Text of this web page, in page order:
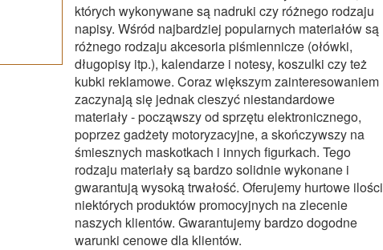
których wykonywane są nadruki czy różnego rodzaju
napisy. Wśród najbardziej popularnych materiałów są
różnego rodzaju akcesoria piśmiennicze (ołówki,
długopisy itp.), kalendarze i notesy, koszulki czy też
kubki reklamowe. Coraz większym zainteresowaniem
zaczynają się jednak cieszyć niestandardowe
materiały - począwszy od sprzętu elektronicznego,
poprzez gadżety motoryzacyjne, a skończywszy na
śmiesznych maskotkach i innych figurkach. Tego
rodzaju materiały są bardzo solidnie wykonane i
gwarantują wysoką trwałość. Oferujemy hurtowe ilości
niektórych produktów promocyjnych na zlecenie
naszych klientów. Gwarantujemy bardzo dogodne
warunki cenowe dla klientów.